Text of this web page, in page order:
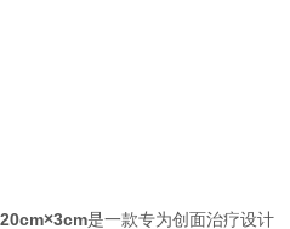
是一款专为创面治疗设计